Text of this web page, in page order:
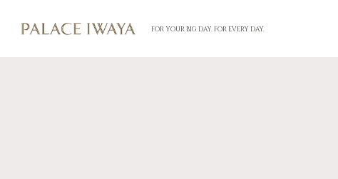
FOR YOUR BIG DAY. FOR EVERY DAY.